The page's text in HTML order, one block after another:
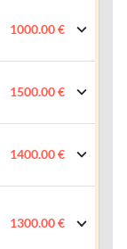
1000.00 €
1500.00 €
1400.00 €
1300.00 €